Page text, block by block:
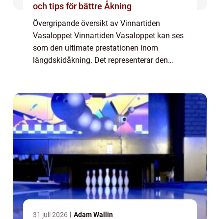
och tips för bättre Åkning
Övergripande översikt av Vinnartiden
Vasaloppet Vinnartiden Vasaloppet kan ses
som den ultimate prestationen inom
längdskidåkning. Det representerar den
banan från ...
31 juli 2026 Adam Wallin